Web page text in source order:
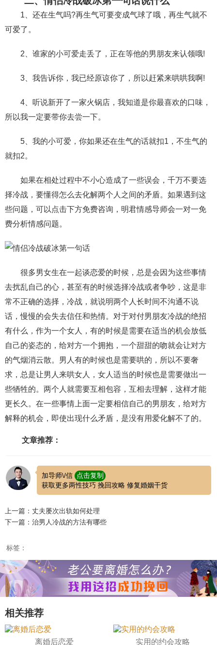
1、还在生气吗?再生气可要变成气球了哦，再生气就不
可爱了。
2、谁家的小可爱走丢了，正在等他的男朋友来认领哦!
3、我告诉你，我已经原谅你了，所以赶紧来哄哄我啊!
4、听说新开了一家火锅店，我知道是你最喜欢的口味，
所以我一定要带你去尝一下。
5、我的小可爱，你如果还在生气的话就扣1，不生气的
就扣2。
如果在相处过程中不小心造成了一些误会，千万不要选
择冷战，要懂得怎么去化解两个人之间的矛盾。如果遇到这
些问题，可以点击下方免费咨询，明君情感导师会一对一免
费分析情感问题。
很多男女生在一起谈恋爱的时候，总是会因为这些事情
去扰乱自己的心，甚至有的时候选择冷战或者争吵，这是非
常不正确的选择，冷战，就说明两个人长时间不沟通不说
话，慢慢的会失去信任和热情。对于对付男朋友冷战的绝招
有什么，作为一个女人，有的时候是需要在适当的机会放低
自己的姿态的，给对方一个拥抱，一个甜甜的吻就会让对方
的气烟消云散。男人有的时候也是需要哄的，所以不要奢
求，总是让男人来哄女人，女人适当的时候也是需要做出一
些牺牲的。两个人就需要互相包容，互相去理解，这样才能
更长久。在一些事情上面一定要相信自己的男朋友，给对方
解释的机会，即使出现什么矛盾，是没有用爱化解不了的。
文章推荐：
加导师\/信
点击复制
获取更多两性技巧 挽回攻略 修复婚姻干货
上一篇：丈夫屡次出轨如何处理
下一篇：治男人冷战的方法有哪些
标签：
相关推荐
离婚后恋爱 实用的约会攻略